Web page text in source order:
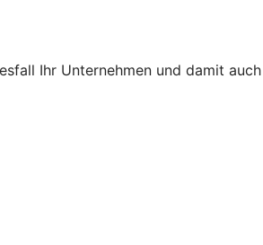
Ihr Unternehmen und damit auch